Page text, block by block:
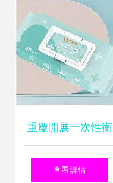
重慶開展一次性衛
生用品監督檢查 購
查看詳情